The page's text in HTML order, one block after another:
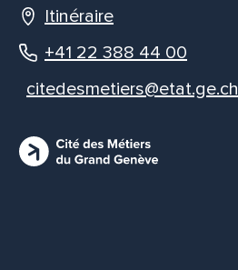
Itinéraire
+41 22 388 44 00
citedesmetiers@etat.ge.ch